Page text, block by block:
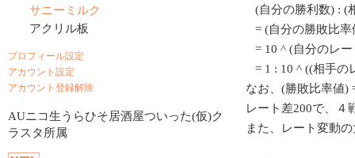
(自分の勝利数) : (
= (自分の勝敗比率
= 10 ^ (自分のレー
= 1 : 10 ^ ((相手の
なお、(勝敗比率値)
レート差200で、４
また、レート変動
サニーミルク
アクリル板
プロフィール設定
アカウント設定
アカウント登録解除
AUニコ生うらひそ居酒屋ついった(仮)ク
ラスタ所属